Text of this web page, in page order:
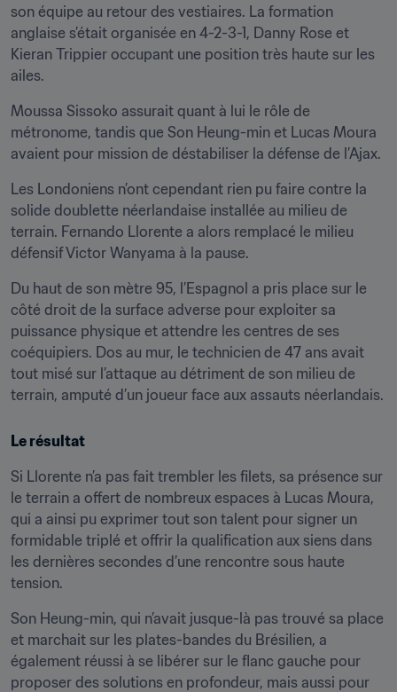
son équipe au retour des vestiaires. La formation
anglaise s’était organisée en 4-2-3-1, Danny Rose et
Kieran Trippier occupant une position très haute sur les
ailes.
Moussa Sissoko assurait quant à lui le rôle de
métronome, tandis que Son Heung-min et Lucas Moura
avaient pour mission de déstabiliser la défense de l’Ajax.
Les Londoniens n’ont cependant rien pu faire contre la
solide doublette néerlandaise installée au milieu de
terrain. Fernando Llorente a alors remplacé le milieu
défensif Victor Wanyama à la pause.
Du haut de son mètre 95, l’Espagnol a pris place sur le
côté droit de la surface adverse pour exploiter sa
puissance physique et attendre les centres de ses
coéquipiers. Dos au mur, le technicien de 47 ans avait
tout misé sur l’attaque au détriment de son milieu de
terrain, amputé d’un joueur face aux assauts néerlandais.
Le résultat
Si Llorente n’a pas fait trembler les filets, sa présence sur
le terrain a offert de nombreux espaces à Lucas Moura,
qui a ainsi pu exprimer tout son talent pour signer un
formidable triplé et offrir la qualification aux siens dans
les dernières secondes d’une rencontre sous haute
tension.
Son Heung-min, qui n’avait jusque-là pas trouvé sa place
et marchait sur les plates-bandes du Brésilien, a
également réussi à se libérer sur le flanc gauche pour
proposer des solutions en profondeur, mais aussi pour